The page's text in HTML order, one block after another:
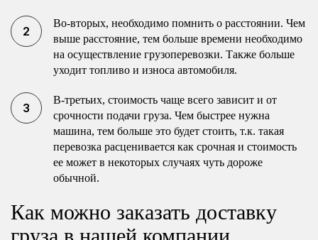
Во-вторых, необходимо помнить о расстоянии. Чем
выше расстояние, тем больше времени необходимо
на осуществление грузоперевозки. Также больше
уходит топливо и износа автомобиля.
В-третьих, стоимость чаще всего зависит и от
срочности подачи груза. Чем быстрее нужна
машина, тем больше это будет стоить, т.к. такая
перевозка расценивается как срочная и стоимость
ее может в некоторых случаях чуть дороже
обычной.
Как можно заказать доставку